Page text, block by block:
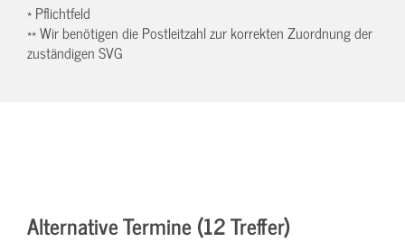
* Pflichtfeld
** Wir benötigen die Postleitzahl zur korrekten Zuordnung der
zuständigen SVG
Alternative Termine (12 Treffer)